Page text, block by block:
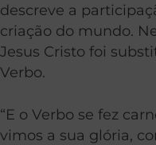
descreve a
criação do mundo.
Jesus Cristo foi
Verbo.
“E o Verbo se fez
vimos a sua glória,